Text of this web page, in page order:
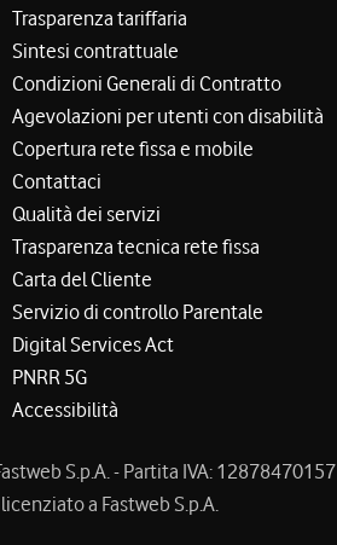
Trasparenza tariffaria
Sintesi contrattuale
Condizioni Generali di Contratto
Agevolazioni per utenti con disabilità
Copertura rete fissa e mobile
Contattaci
Qualità dei servizi
Trasparenza tecnica rete fissa
Carta del Cliente
Servizio di controllo Parentale
Digital Services Act
PNRR 5G
Accessibilità
S.p.A. - Partita IVA: 12878470157
a Fastweb S.p.A.